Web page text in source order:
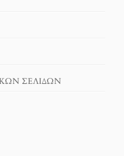
ΣΕΛΙΔΩΝ